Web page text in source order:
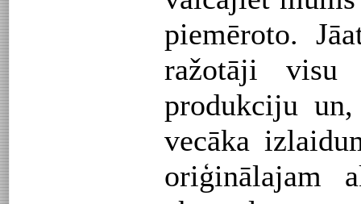
piemēroto.
ražotāji visu
produkciju
vecāka
oriģinālajam